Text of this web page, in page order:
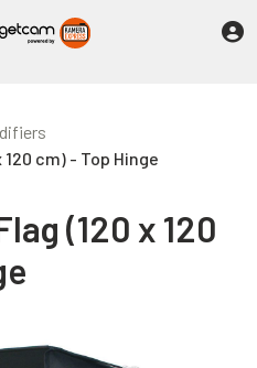
cm) - Top Hinge
(120 x 120